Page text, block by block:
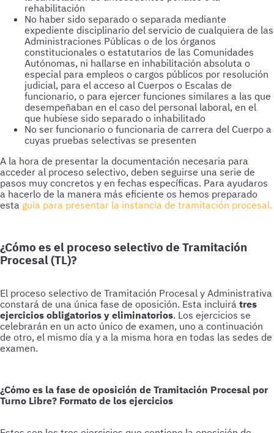
rehabilitación
No haber sido separado o separada mediante
expediente disciplinario del servicio de cualquiera de las
Administraciones Públicas o de los órganos
constitucionales o estatutarios de las Comunidades
Autónomas, ni hallarse en inhabilitación absoluta o
especial para empleos o cargos públicos por resolución
judicial, para el acceso al Cuerpos o Escalas de
funcionario, o para ejercer funciones similares a las que
desempeñaban en el caso del personal laboral, en el
que hubiese sido separado o inhabilitado
No ser funcionario o funcionaria de carrera del Cuerpo a
cuyas pruebas selectivas se presenten
A la hora de presentar la documentación necesaria para
acceder al proceso selectivo, deben seguirse una serie de
pasos muy concretos y en fechas específicas. Para ayudaros
a hacerlo de la manera más eficiente os hemos preparado
esta guía para presentar la instancia de tramitación procesal.
¿Cómo es el proceso selectivo de Tramitación
Procesal (TL)?
El proceso selectivo de Tramitación Procesal y Administrativa
constará de una única fase de oposición. Esta incluirá tres
ejercicios obligatorios y eliminatorios. Los ejercicios se
celebrarán en un acto único de examen, uno a continuación
de otro, el mismo día y a la misma hora en todas las sedes de
examen.
¿Cómo es la fase de oposición de Tramitación Procesal por
Turno Libre? Formato de los ejercicios